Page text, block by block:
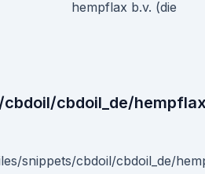
hempflax b.v. (die
cbdoil_de/
snippets/cbdoil/cbdoil_de/